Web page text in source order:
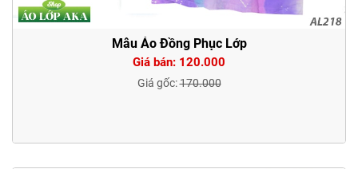
Mẫu Áo Đồng Phục Lớp
Giá bán: 120.000
Giá gốc:170.000